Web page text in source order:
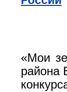
«Мои
района